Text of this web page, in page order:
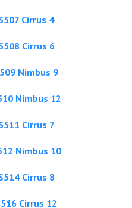
Cirrus 4
Cirrus 6
Nimbus 9
Nimbus 12
Cirrus 7
Nimbus 10
Cirrus 8
Cirrus 12